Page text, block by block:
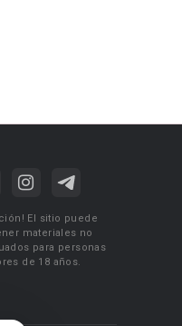
El sitio puede
materiales no
para personas
de 18 años.